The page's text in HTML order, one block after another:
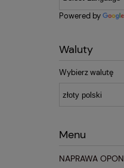
Powered by
Waluty
Wybierz walutę
Menu
NAPRAWA OPON